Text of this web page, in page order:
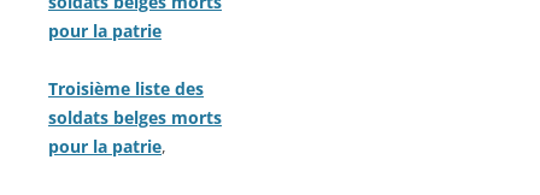
pour la patrie
Troisième liste des
soldats belges morts
pour la patrie,